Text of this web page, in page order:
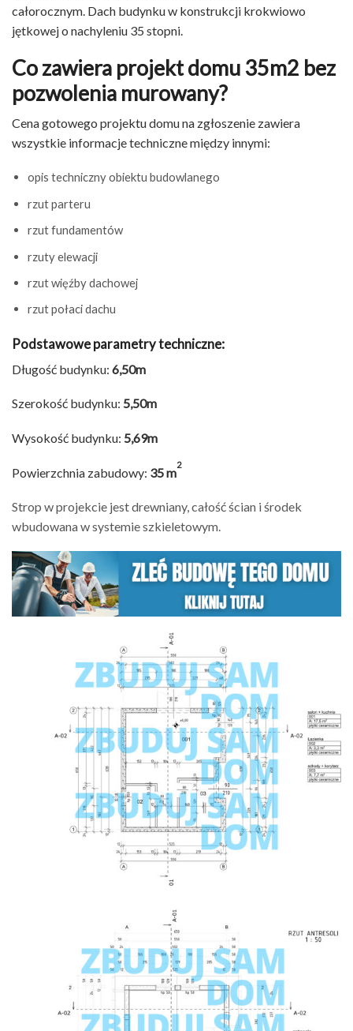
całorocznym. Dach budynku w konstrukcji krokwiowo
jętkowej o nachyleniu 35 stopni.
Co zawiera projekt domu 35m2 bez
pozwolenia murowany?
Cena gotowego projektu domu na zgłoszenie zawiera
wszystkie informacje techniczne między innymi:
opis techniczny obiektu budowlanego
rzut parteru
rzut fundamentów
rzuty elewacji
rzut więźby dachowej
rzut połaci dachu
Podstawowe parametry techniczne:
Długość budynku: 6,50m
Szerokość budynku: 5,50m
Wysokość budynku: 5,69m
Powierzchnia zabudowy: 35 m2
Strop w projekcie jest drewniany, całość ścian i środek
wbudowana w systemie szkieletowym.